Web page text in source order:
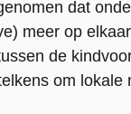
dat
meer op
de
om